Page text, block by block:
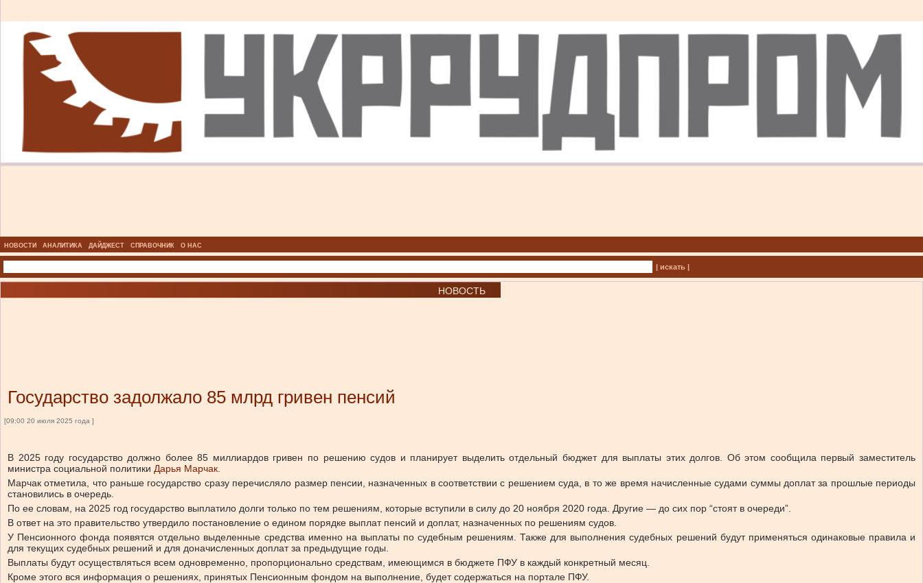
НОВОСТИ АНАЛИТИКА ДАЙДЖЕСТ СПРАВОЧНИК О НАС
| искать |
НОВОСТЬ
Государство задолжало 85 млрд гривен пенсий
[09:00 20 июля 2025 года ]
В 2025 году государство должно более 85 миллиардов гривен по решению судов и планирует выделить отдельный бюджет для выплаты этих долгов. Об этом сообщила первый заместитель
министра социальной политики Дарья Марчак
Марчак отметила, что раньше государство сразу перечисляло размер пенсии, назначенных в соответствии с решением суда, в то же время начисленные судами суммы доплат за прошлые периоды
становились в очередь.
По ее словам, на 2025 год государство выплатило долги только по тем решениям, которые вступили в силу до 20 ноября 2020 года. Другие — до сих пор “стоят в очереди”.
В ответ на это правительство утвердило постановление о едином порядке выплат пенсий и доплат, назначенных по решениям судов.
У Пенсионного фонда появятся отдельно выделенные средства именно на выплаты по судебным решениям. Также для выполнения судебных решений будут применяться одинаковые правила и
для текущих судебных решений и для доначисленных доплат за предыдущие годы.
Выплаты будут осуществляться всем одновременно, пропорционально средствам, имеющимся в бюджете ПФУ в каждый конкретный месяц.
Кроме этого вся информация о решениях, принятых Пенсионным фондом на выполнение, будет содержаться на портале ПФУ.